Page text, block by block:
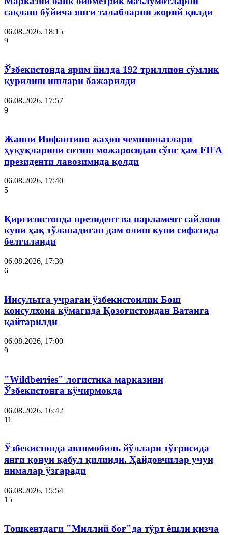
сақлаш бўйича янги талабларни жорий қилди
06.08.2026, 18:15
9
Ўзбекистонда ярим йилда 192 триллион сўмлик
қурилиш ишлари бажарилди
06.08.2026, 17:57
9
Жанни Инфантино жаҳон чемпионатлари
ҳуқуқларини сотиш можаросидан сўнг ҳам FIFA
президенти лавозимида қолди
06.08.2026, 17:40
5
Қирғизистонда президент ва парламент сайлови
куни ҳақ тўланадиган дам олиш куни сифатида
белгиланди
06.08.2026, 17:30
6
Инсультга учраган ўзбекистонлик Бош
консулхона кўмагида Қозоғистондан Ватанга
қайтарилди
06.08.2026, 17:00
9
"Wildberries" логистика марказини
Ўзбекистонга кўчирмоқда
06.08.2026, 16:42
11
Ўзбекистонда автомобиль йўллари тўғрисида
янги қонун қабул қилинди. Ҳайдовчилар учун
нималар ўзгаради
06.08.2026, 15:54
15
Тошкентдаги "Миллий боғ"да тўрт ёшли қизча